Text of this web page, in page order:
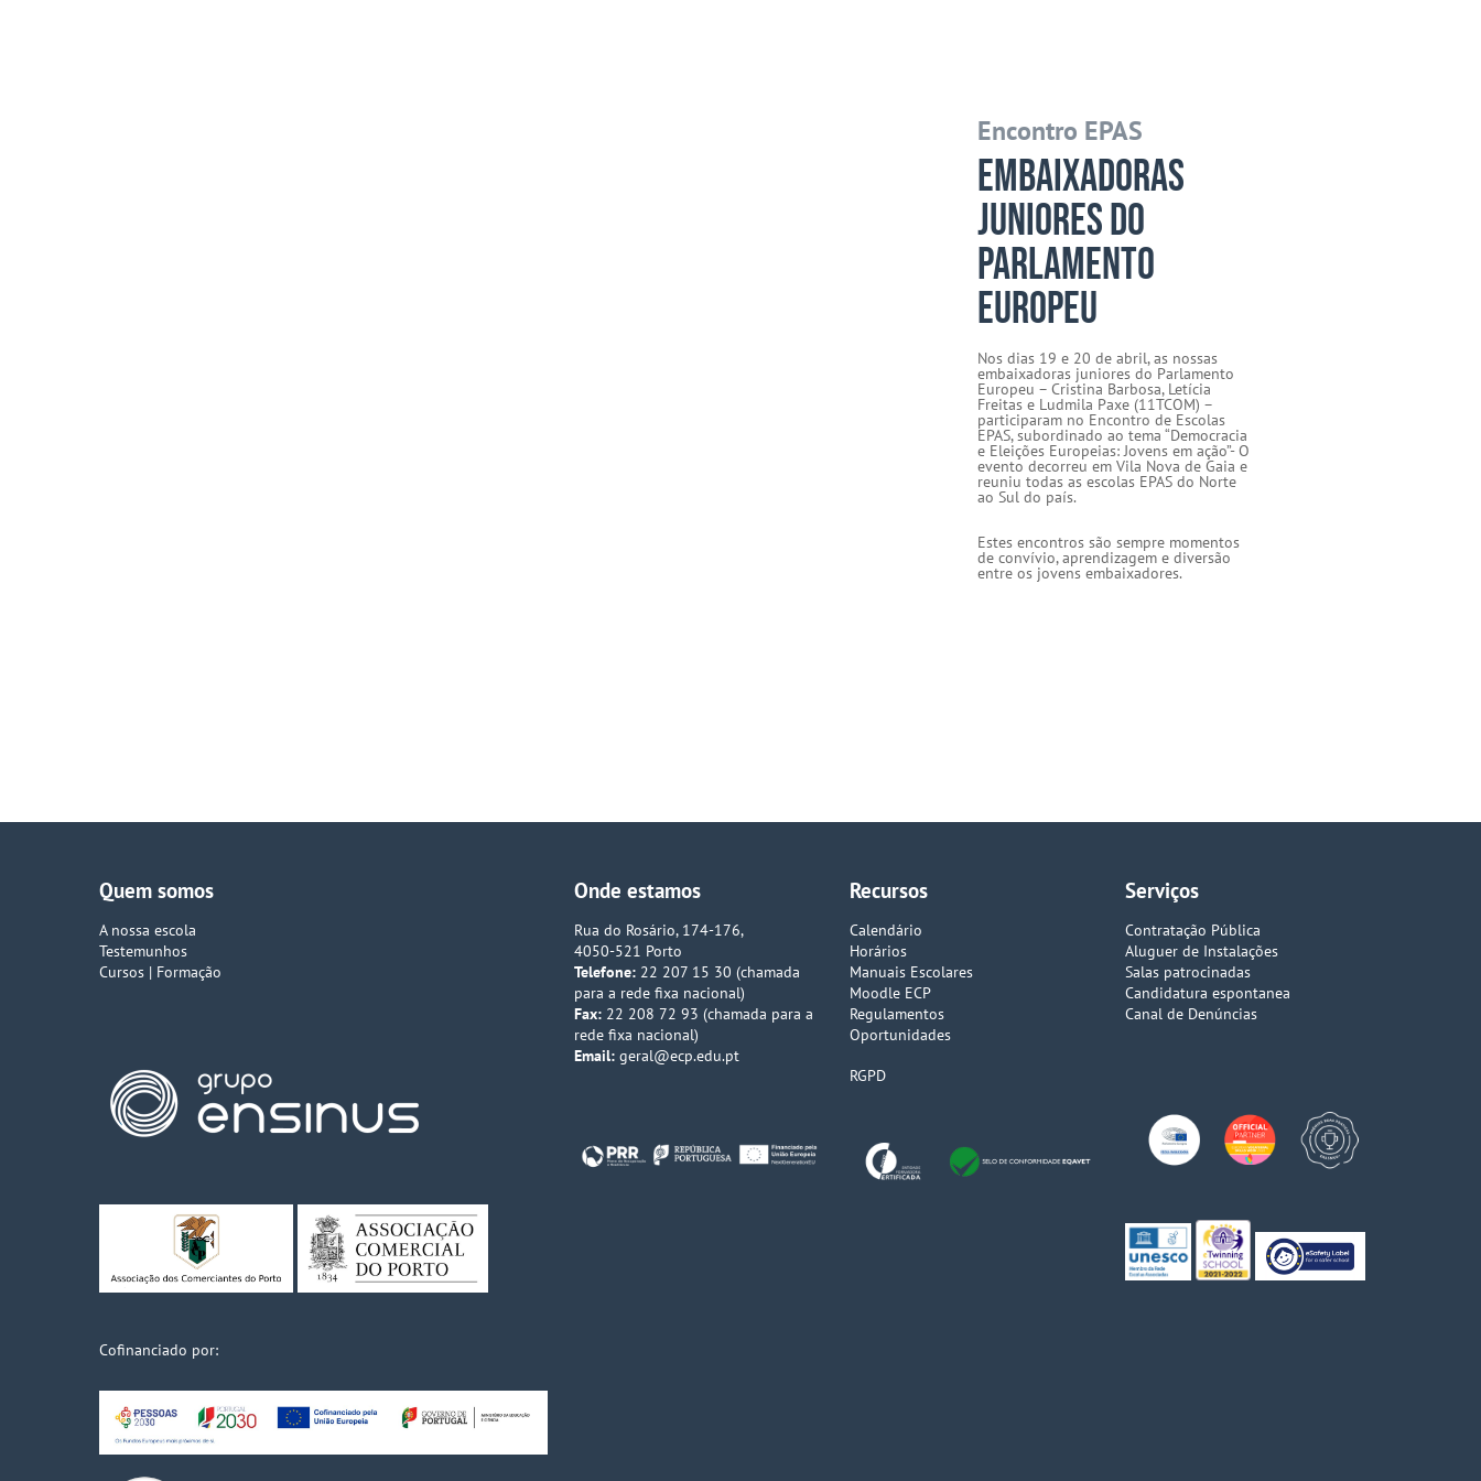
Encontro EPAS
Embaixadoras
Juniores do
Parlamento
Europeu
Nos dias 19 e 20 de abril, as nossas
embaixadoras juniores do Parlamento
Europeu – Cristina Barbosa, Letícia
Freitas e Ludmila Paxe (11TCOM) –
participaram no Encontro de Escolas
EPAS, subordinado ao tema “Democracia
e Eleições Europeias: Jovens em ação”- O
evento decorreu em Vila Nova de Gaia e
reuniu todas as escolas EPAS do Norte
ao Sul do país.
Estes encontros são sempre momentos
de convívio, aprendizagem e diversão
entre os jovens embaixadores.
Quem somos
A nossa escola
Testemunhos
Cursos | Formação
Cofinanciado por:
Onde estamos
Rua do Rosário, 174-176,
4050-521 Porto
Telefone:22 207 15 30 (chamada
para a rede fixa nacional)
Fax:22 208 72 93 (chamada para a
rede fixa nacional)
Email: geral@ecp.edu.pt
Recursos
Calendário
Horários
Manuais Escolares
Moodle ECP
Regulamentos
Oportunidades
RGPD
Serviços
Contratação Pública
Aluguer de Instalações
Salas patrocinadas
Candidatura espontanea
Canal de Denúncias